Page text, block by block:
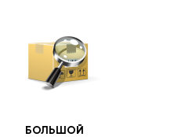
БОЛЬШОЙ